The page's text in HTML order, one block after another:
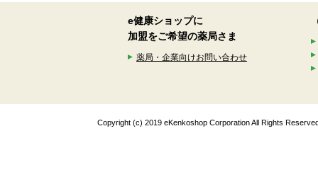
e健康ショップに
加盟をご希望の薬局さま
薬局・企業向けお問い合わせ
Copyright (c) 2019 eKenkoshop Corporation All Rights